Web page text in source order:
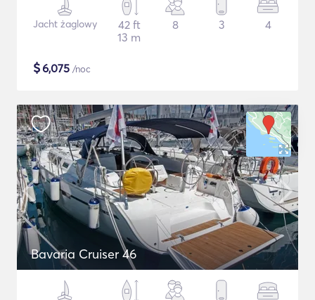
Jacht żaglowy
42 ft
13 m
8 3 4
$6,075 /noc
Bavaria Cruiser 46